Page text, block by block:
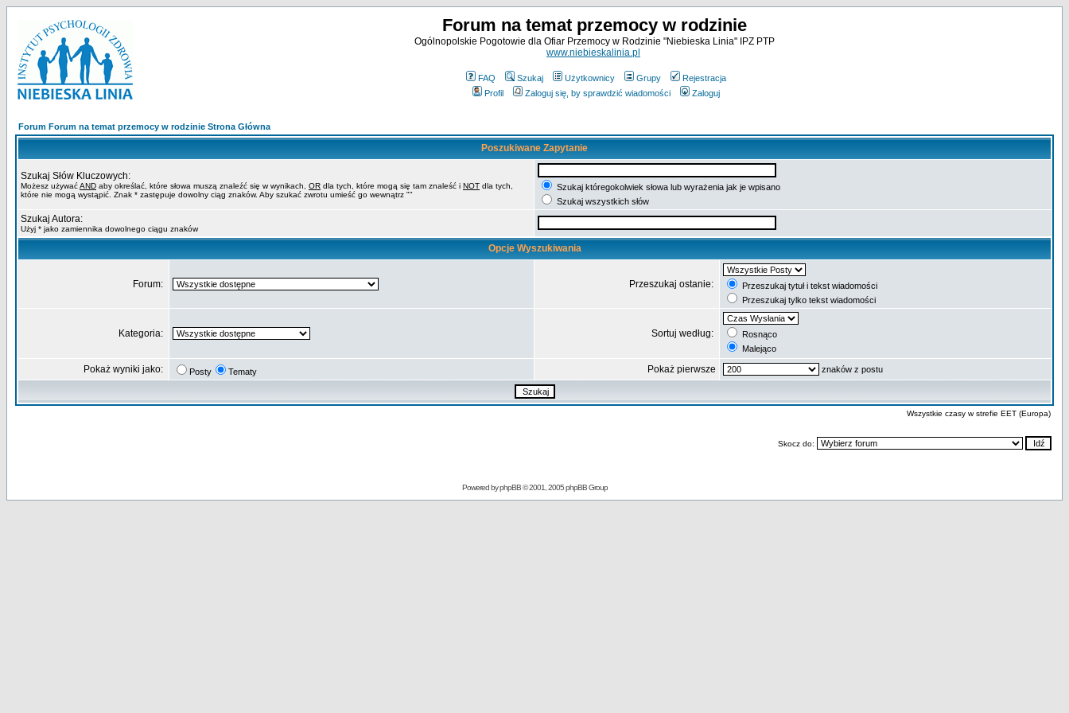
Forum na temat przemocy w rodzinie
Ogólnopolskie Pogotowie dla Ofiar Przemocy w Rodzinie "Niebieska Linia" IPZ PTP
www.niebieskalinia.pl
FAQ Szukaj Użytkownicy Grupy
Rejestracja
Profil
Zaloguj się, by sprawdzić wiadomości Zaloguj
Forum Forum na temat przemocy w rodzinie Strona Główna
Poszukiwane Zapytanie
Szukaj Słów Kluczowych:
Możesz używaćAND aby określać, które słowa muszą znaleźć się w wynikach, OR dla tych, które mogą się tam znaleść i NOT dla tych,
które nie mogą wystąpić. Znak * zastępuje dowolny ciąg znaków. Aby szukać zwrotu umieść go wewnątrz ""
Szukaj któregokolwiek słowa lub wyrażenia jak je wpisano
Szukaj wszystkich słów
Szukaj Autora:
Użyj * jako zamiennika dowolnego ciągu znaków
Opcje Wyszukiwania
Forum: Przeszukaj ostanie:
Przeszukaj tytuł i tekst wiadomości
Przeszukaj tylko tekst wiadomości
Kategoria: Sortuj według:
Rosnąco
Malejąco
Pokaż wyniki jako: Posty Tematy Pokaż pierwsze znaków z postu
Wszystkie czasy w strefie EET (Europa)
Skocz do:
Powered byphpBB© 2001, 2005 phpBB Group